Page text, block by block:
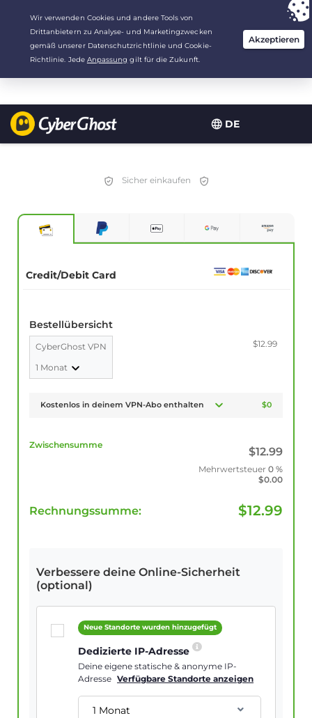
DE
Deine Wahl:Der beste Deal für 2.1666666666667 Jahre zu $
/Monat
Sicher einkaufen
Credit/Debit Card
Bestellübersicht
CyberGhost VPN
1 Monat
$12.99
Kostenlos in deinem VPN-Abo enthalten $0
Zwischensumme
$12.99
Mehrwertsteuer 0 %
$0.00
Rechnungssumme: $12.99
Verbessere deine Online-Sicherheit
(optional)
Neue Standorte wurden hinzugefügt
Dedizierte IP-Adresse
Deine eigene statische & anonyme IP-
Adresse Verfügbare Standorte anzeigen
1 Monat